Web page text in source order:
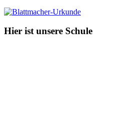
Hier ist unsere Schule